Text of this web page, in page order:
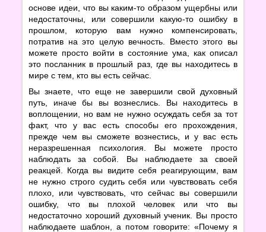
основе идеи, что вы каким-то образом ущербны или
недостаточны, или совершили какую-то ошибку в
прошлом, которую вам нужно компенсировать,
потратив на это целую вечность. Вместо этого вы
можете просто войти в состояние ума, как описал
это посланник в прошлый раз, где вы находитесь в
мире с тем, кто вы есть сейчас.
Вы знаете, что еще не завершили свой духовный
путь, иначе бы вы вознеслись. Вы находитесь в
воплощении, но вам не нужно осуждать себя за тот
факт, что у вас есть способы его прохождения,
прежде чем вы сможете вознестись, и у вас есть
неразрешенная психология. Вы можете просто
наблюдать за собой. Вы наблюдаете за своей
реакцей. Когда вы видите себя реагирующим, вам
не нужно строго судить себя или чувствовать себя
плохо, или чувствовать, что сейчас вы совершили
ошибку, что вы плохой человек или что вы
недостаточно хороший духовный ученик. Вы просто
наблюдаете шаблон, а потом говорите: «Почему я